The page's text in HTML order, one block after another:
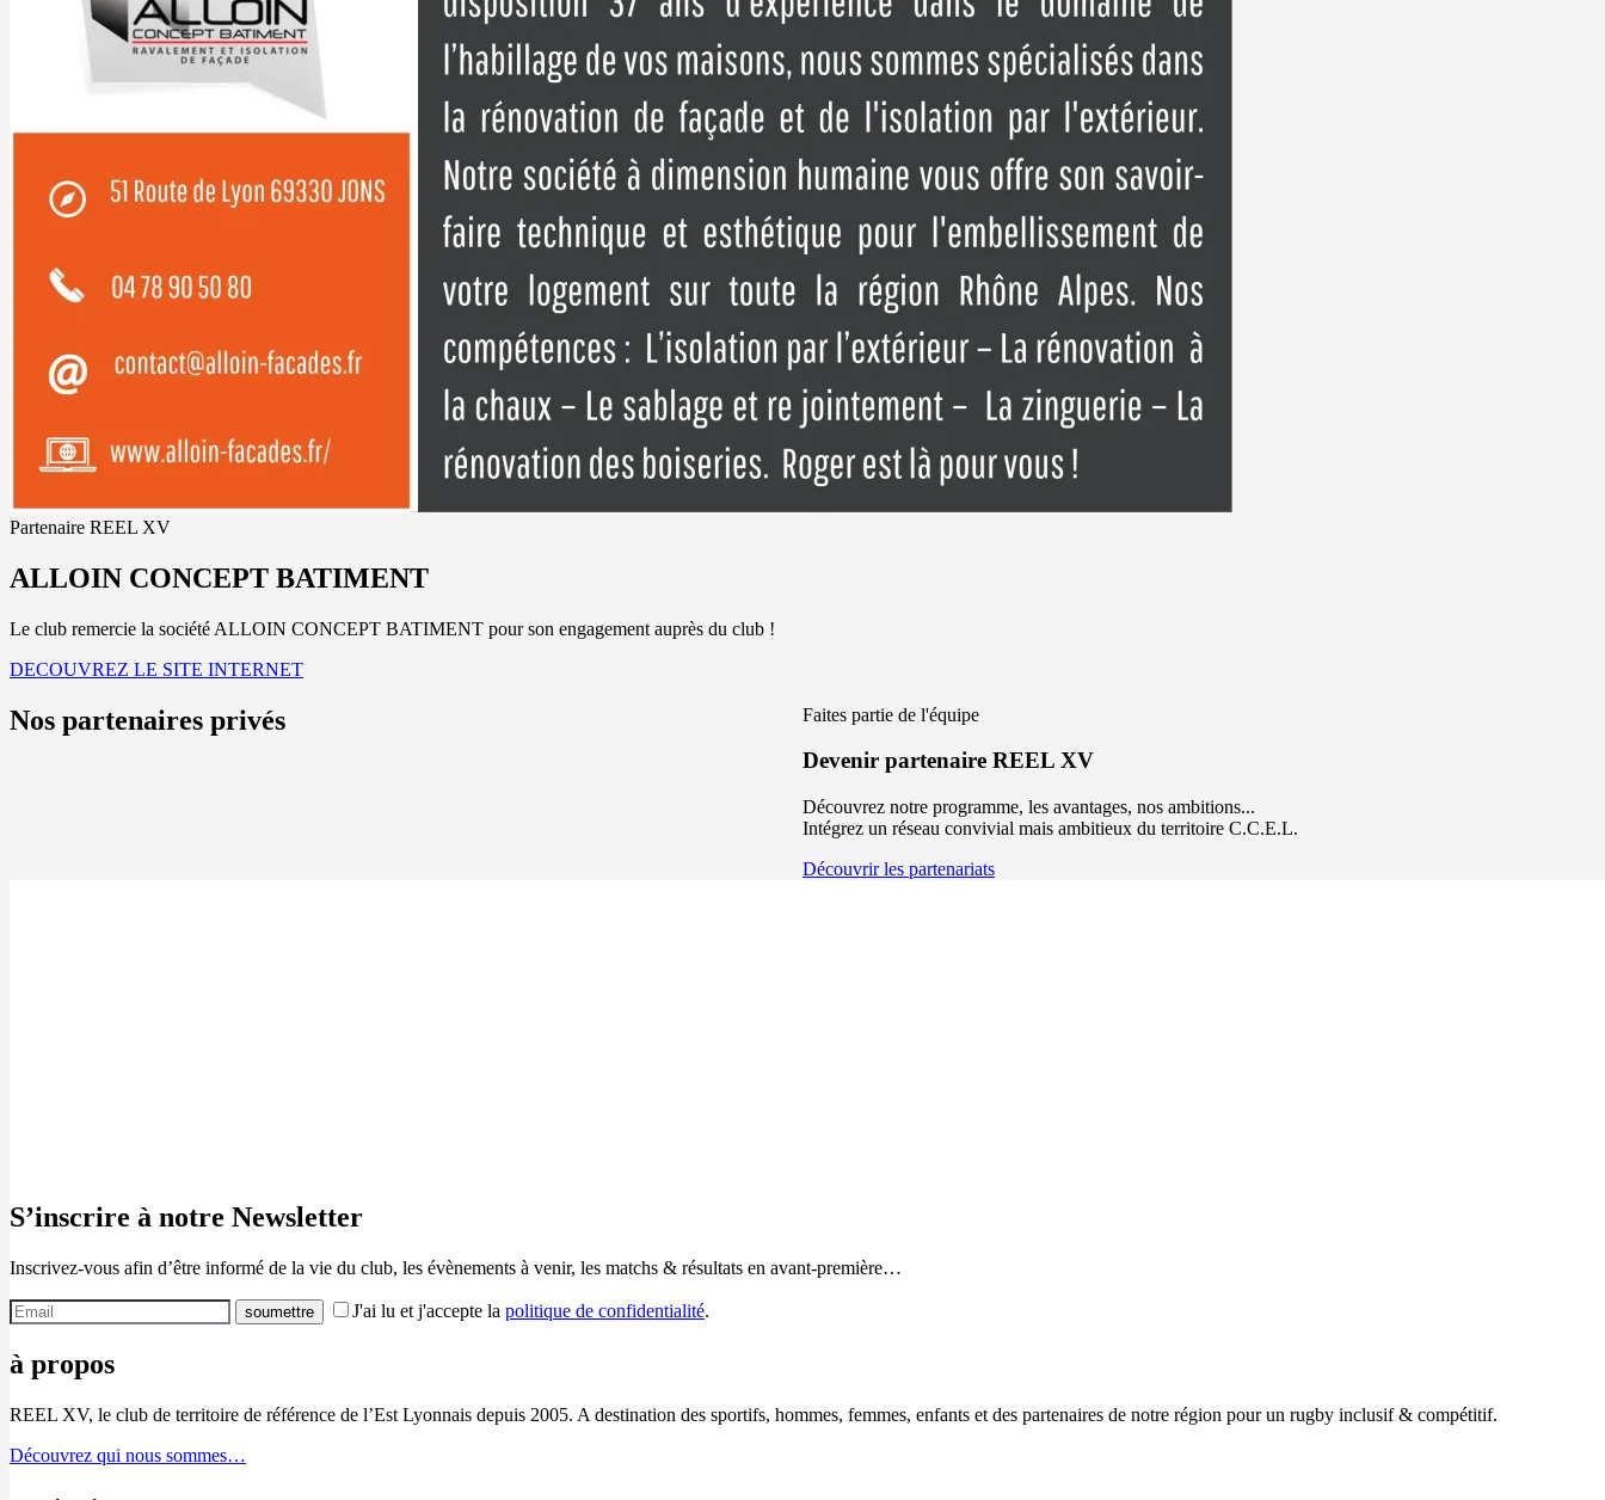
Partenaire REEL XV
ALLOIN CONCEPT BATIMENT
Le club remercie la société ALLOIN CONCEPT BATIMENT pour son engagement auprès du club !
DECOUVREZ LE SITE INTERNET
Faites partie de l'équipe
Devenir partenaire REEL XV
Découvrez notre programme, les avantages, nos ambitions...
Intégrez un réseau convivial mais ambitieux du territoire C.C.E.L.
Découvrir les partenariats
Nos partenaires privés
S’inscrire à notre Newsletter
Inscrivez-vous afin d’être informé de la vie du club, les évènements à venir, les matchs & résultats en avant-première…
J'ai lu et j'accepte la politique de confidentialité.
à propos
REEL XV, le club de territoire de référence de l’Est Lyonnais depuis 2005. A destination des sportifs, hommes, femmes, enfants et des partenaires de notre région pour un rugby inclusif & compétitif.
Découvrez qui nous sommes…